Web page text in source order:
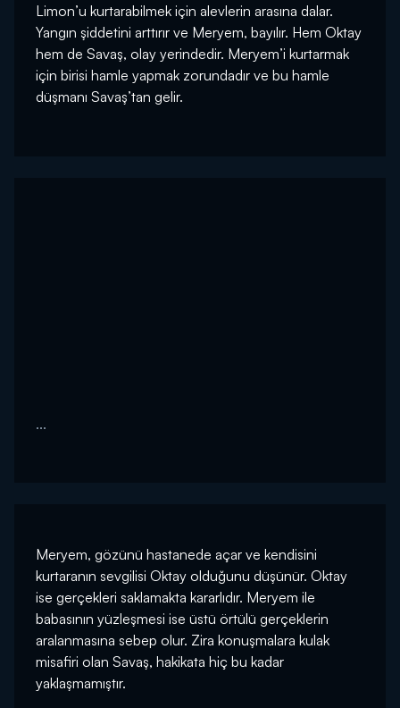
Limon’u kurtarabilmek için alevlerin arasına dalar.
Yangın şiddetini arttırır ve Meryem, bayılır. Hem Oktay
hem de Savaş, olay yerindedir. Meryem’i kurtarmak
için birisi hamle yapmak zorundadır ve bu hamle
düşmanı Savaş’tan gelir.
...
Meryem, gözünü hastanede açar ve kendisini
kurtaranın sevgilisi Oktay olduğunu düşünür. Oktay
ise gerçekleri saklamakta kararlıdır. Meryem ile
babasının yüzleşmesi ise üstü örtülü gerçeklerin
aralanmasına sebep olur. Zira konuşmalara kulak
misafiri olan Savaş, hakikata hiç bu kadar
yaklaşmamıştır.